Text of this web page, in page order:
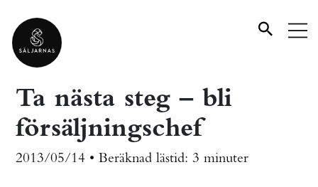
Ta nästa steg – bli
försäljningschef
2013/05/14 • Beräknad lästid: 3 minuter